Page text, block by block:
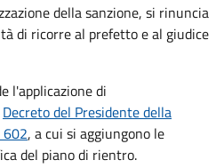
della sanzione, si rinuncia
di ricorre al prefetto e al giudice
l'applicazione di
Decreto del Presidente della
, a cui si aggiungono le
del piano di rientro.